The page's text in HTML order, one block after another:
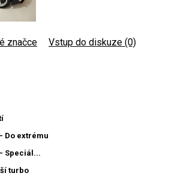
značce Vstup do diskuze (0)
Do extrému
Speciál...
turbo